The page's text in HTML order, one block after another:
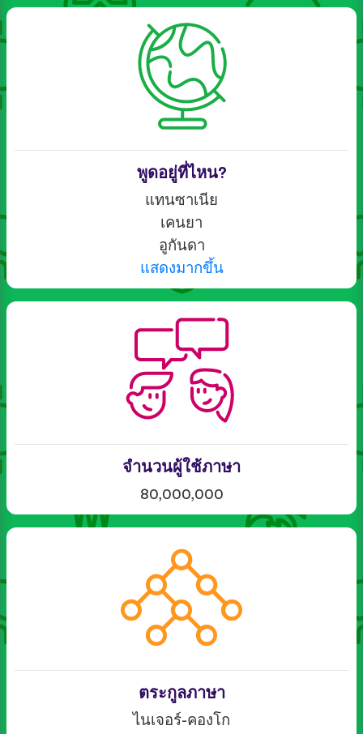
พูดอยู่ที่ไหน?
แทนซาเนีย
เคนยา
อูกันดา
แสดงมากขึ้น
จำนวนผู้ใช้ภาษา
80,000,000
ตระกูลภาษา
ไนเจอร์-คองโก